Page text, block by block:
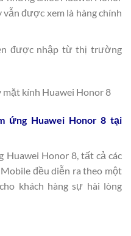
được xem là hàng chính
được nhập từ thị trường
mặt kính Huawei Honor 8
ứng Huawei Honor 8 tại
Huawei Honor 8, tất cả các
đều diễn ra theo một
khách hàng sự hài lòng